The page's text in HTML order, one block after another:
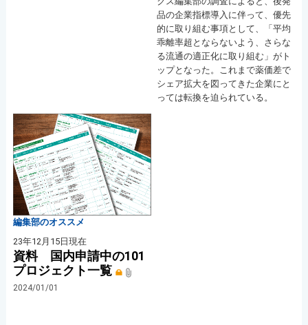
品の企業指標導入に伴って、優先
的に取り組む事項として、「平均
乖離率超とならないよう、さらな
る流通の適正化に取り組む」がト
ップとなった。これまで薬価差で
シェア拡大を図ってきた企業にと
っては転換を迫られている。
編集部のオススメ
23年12月15日現在
資料 国内申請中の101
プロジェクト一覧
2024/01/01